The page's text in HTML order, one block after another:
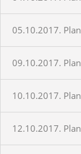
05.10.2017.
09.10.2017.
10.10.2017.
12.10.2017.